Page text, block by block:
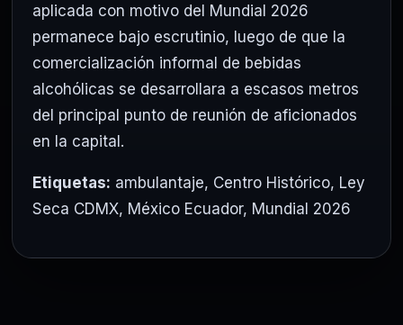
aplicada con motivo del Mundial 2026
permanece bajo escrutinio, luego de que la
comercialización informal de bebidas
alcohólicas se desarrollara a escasos metros
del principal punto de reunión de aficionados
en la capital.
Etiquetas: ambulantaje, Centro Histórico, Ley
Seca CDMX, México Ecuador, Mundial 2026